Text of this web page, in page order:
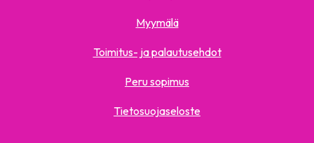
Myymälä
Toimitus- ja palautusehdot
Peru sopimus
Tietosuojaseloste